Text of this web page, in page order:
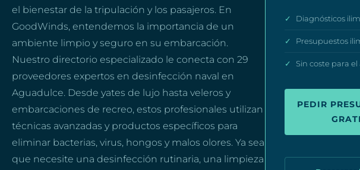
el bienestar de la tripulación y los pasajeros. En
GoodWinds, entendemos la importancia de un
ambiente limpio y seguro en su embarcación.
Nuestro directorio especializado le conecta con 29
proveedores expertos en desinfección naval en
Aguadulce. Desde yates de lujo hasta veleros y
embarcaciones de recreo, estos profesionales utilizan
técnicas avanzadas y productos específicos para
eliminar bacterias, virus, hongos y malos olores. Ya sea
que necesite una desinfección rutinaria, una limpieza
✓ Diagnósticos
✓ Presupuestos
✓ Sin coste para
PEDIR